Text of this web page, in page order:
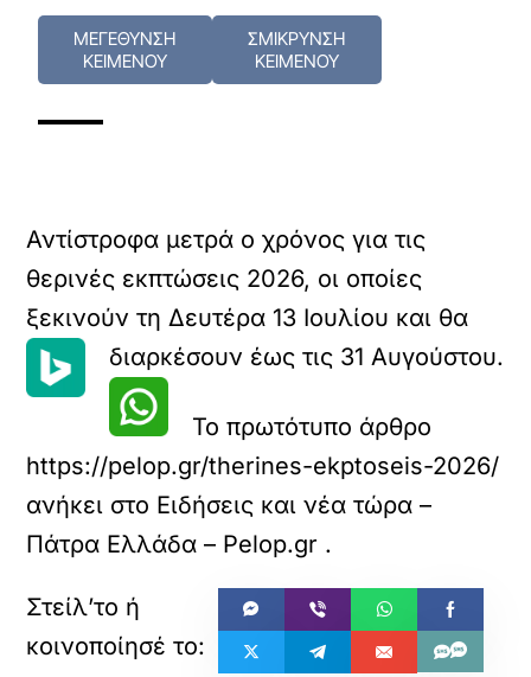
ΜΕΓΕΘΥΝΣΗ
ΚΕΙΜΕΝΟΥ
ΣΜΙΚΡΥΝΣΗ
ΚΕΙΜΕΝΟΥ
Αντίστροφα μετρά ο χρόνος για τις
θερινές εκπτώσεις 2026, οι οποίες
ξεκινούν τη Δευτέρα 13 Ιουλίου και θα
διαρκέσουν έως τις 31 Αυγούστου.
Το πρωτότυπο άρθρο
https://pelop.gr/therines-ekptoseis-2026/
ανήκει στο Ειδήσεις και νέα τώρα –
Πάτρα Ελλάδα – Pelop.gr .